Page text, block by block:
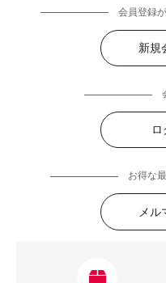
会員登録
新規
ロ
お得な
メル